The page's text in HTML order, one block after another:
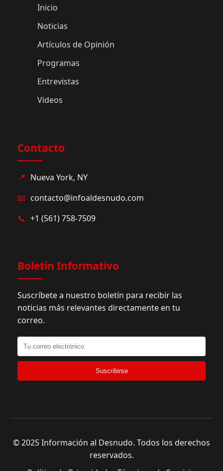
Inicio
Noticias
Artículos de Opinión
Programas
Entrevistas
Videos
Contacto
📍 Nueva York, NY
📧 contacto@infoaldesnudo.com
📞 +1 (561) 758-7509
Boletín Informativo
Suscríbete a nuestro boletín para recibir las
noticias más relevantes directamente en tu
correo.
Suscribirse
© 2025 Información al Desnudo. Todos los derechos
reservados.